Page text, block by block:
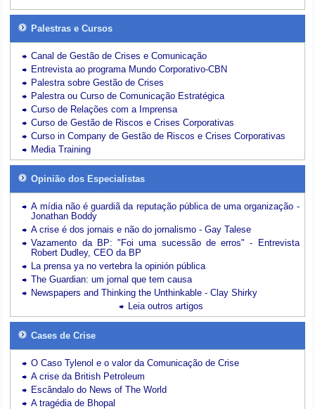
Palestras e Cursos
Canal de Gestão de Crises e Comunicação
Entrevista ao programa Mundo Corporativo-CBN
Palestra sobre Gestão de Crises
Palestra ou Curso de Comunicação Estratégica
Curso de Relações com a Imprensa
Curso de Gestão de Riscos e Crises Corporativas
Curso in Company de Gestão de Riscos e Crises Corporativas
Media Training
Opinião dos Especialistas
A mídia não é guardiã da reputação pública de uma organização -
Jonathan Boddy
A crise é dos jornais e não do jornalismo - Gay Talese
Vazamento da BP: "Foi uma sucessão de erros" - Entrevista
Robert Dudley, CEO da BP
La prensa ya no vertebra la opinión pública
The Guardian: um jornal que tem causa
Newspapers and Thinking the Unthinkable - Clay Shirky
Leia outros artigos
Cases de Crise
O Caso Tylenol e o valor da Comunicação de Crise
A crise da British Petroleum
Escândalo do News of The World
A tragédia de Bhopal